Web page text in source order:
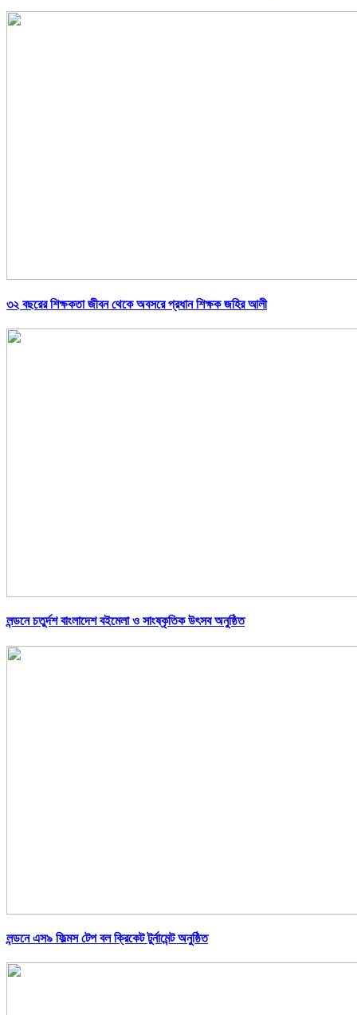
৩২ বছরের শিক্ষকতা জীবন থেকে অবসরে প্রধান শিক্ষক জহির আলী
লন্ডনে চতুর্দশ বাংলাদেশ বইমেলা ও সাংষ্কৃতিক উৎসব অনুষ্ঠিত
লন্ডনে এস৯ ফিল্মস টেপ বল ক্রিকেট টুর্নামেন্ট অনুষ্ঠিত